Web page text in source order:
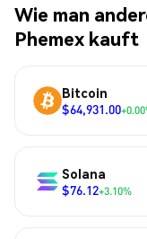
Wie man
Phemex kauft
Bitcoin
$64,931.00
Solana
$76.12+3.10%